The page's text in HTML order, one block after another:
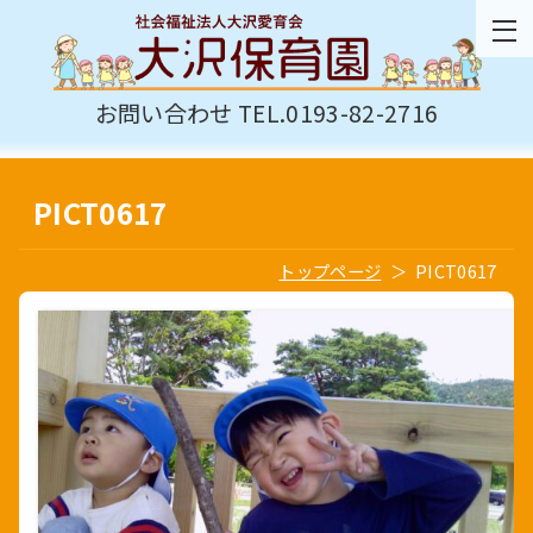
お問い合わせ TEL.0193-82-2716
PICT0617
トップページ PICT0617